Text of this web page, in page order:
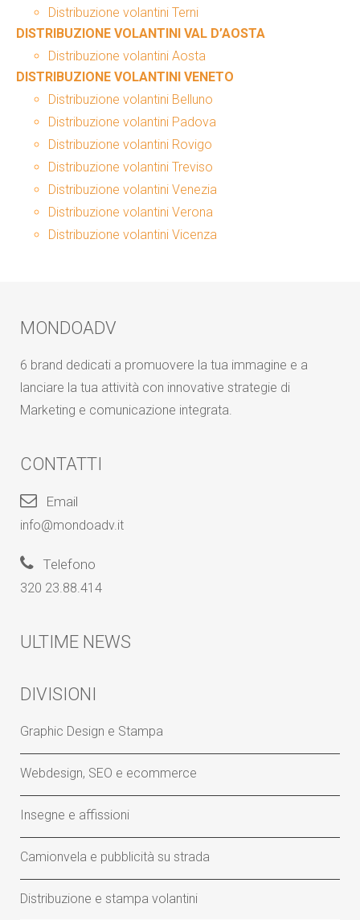
Distribuzione volantini Terni
DISTRIBUZIONE VOLANTINI VAL D’AOSTA
Distribuzione volantini Aosta
DISTRIBUZIONE VOLANTINI VENETO
Distribuzione volantini Belluno
Distribuzione volantini Padova
Distribuzione volantini Rovigo
Distribuzione volantini Treviso
Distribuzione volantini Venezia
Distribuzione volantini Verona
Distribuzione volantini Vicenza
MONDOADV
6 brand dedicati a promuovere la tua immagine e a
lanciare la tua attività con innovative strategie di
Marketing e comunicazione integrata.
CONTATTI
Email
info@mondoadv.it
Telefono
320 23.88.414
ULTIME NEWS
DIVISIONI
Graphic Design e Stampa
Webdesign, SEO e ecommerce
Insegne e affissioni
Camionvela e pubblicità su strada
Distribuzione e stampa volantini